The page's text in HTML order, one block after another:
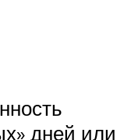
дней или